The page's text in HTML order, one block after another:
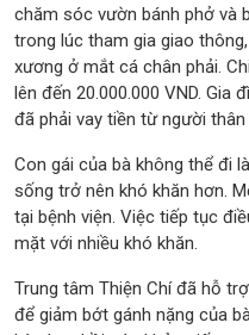
chăm sóc vườn bánh phở và
trong lúc tham gia giao
xương ở mắt cá chân phải.
lên đến 20.000.000 VND. Gia
đã phải vay tiền từ người
Con gái của bà không thể đi
sống trở nên khó khăn hơn.
tại bệnh viện. Việc tiếp tục
mặt với nhiều khó khăn.
Trung tâm Thiện Chí đã hỗ
để giảm bớt gánh nặng của